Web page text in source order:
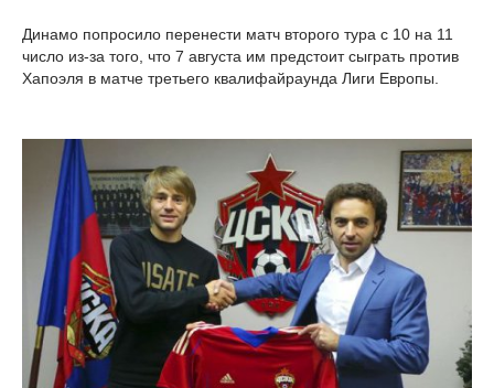
Динамо попросило перенести матч второго тура с 10 на 11
число из-за того, что 7 августа им предстоит сыграть против
Хапоэля в матче третьего квалифайраунда Лиги Европы.